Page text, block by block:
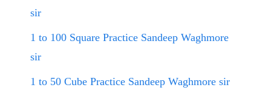
sir
1 to 100 Square Practice Sandeep Waghmore
sir
1 to 50 Cube Practice Sandeep Waghmore sir